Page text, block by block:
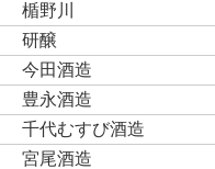
楯野川
研醸
今田酒造
豊永酒造
千代むすび酒造
宮尾酒造